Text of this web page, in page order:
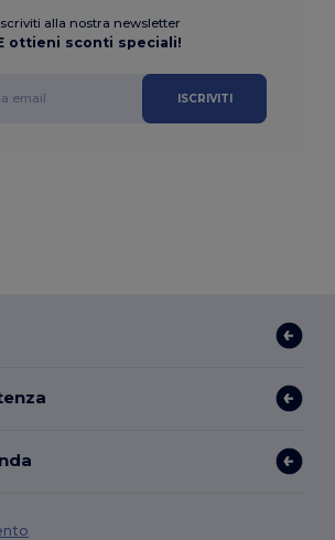
alla nostra newsletter
ottieni sconti speciali!
ISCRIVITI